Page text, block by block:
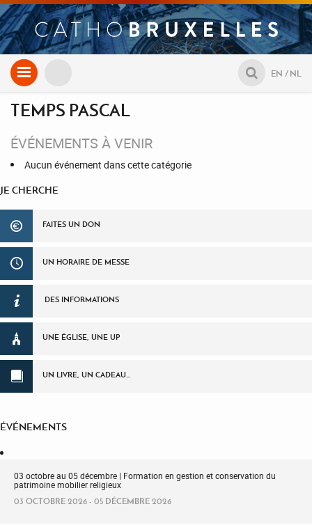
Aller
au
NL
EN
TEMPS PASCAL
ÉVÉNEMENTS À VENIR
Aucun événement dans cette catégorie
JE CHERCHE
FAITES UN DON
UN HORAIRE DE MESSE
DES INFORMATIONS
UNE ÉGLISE, UNE UP
UN LIVRE, UN CADEAU…
ÉVÉNEMENTS
03 octobre au 05 décembre | Formation en gestion et conservation du
patrimoine mobilier religieux
03 OCTOBRE 2026 - 05 DÉCEMBRE 2026